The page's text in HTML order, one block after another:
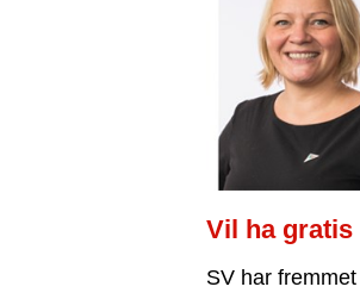
Vil ha gratis
SV har